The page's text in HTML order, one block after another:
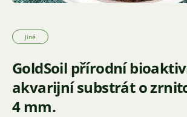
Jiné
GoldSoil přírodní
akvarijní substrát o
4 mm.